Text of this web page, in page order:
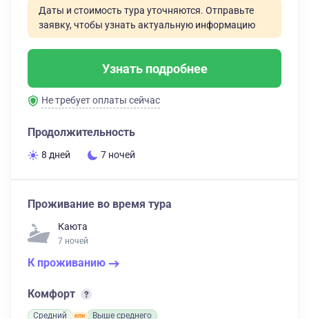
Даты и стоимость тура уточняются. Отправьте
заявку, чтобы узнать актуальную информацию
Узнать подробнее
Не требует оплаты сейчас
Продолжительность
8 дней 7 ночей
Проживание во время тура
Каюта
7 ночей
К проживанию
Комфорт
Средний Выше среднего